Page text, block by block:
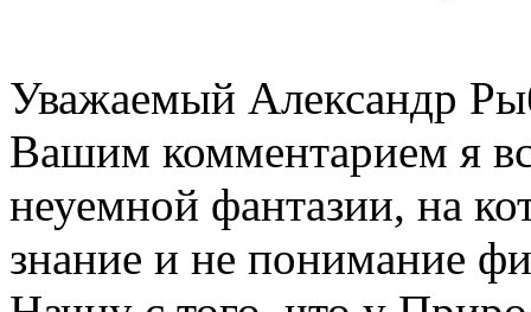
Уважаемый Александр
Вашим комментарием я
неуемной фантазии, на
знание и не понимание